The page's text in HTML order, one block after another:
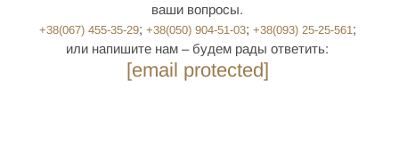
ваши вопросы.
+38(‎067) 455-35-29; ‎ +38(‎050) 904-51-03; +38(‎093) 25-25-561 ;
или напишите нам – будем рады ответить:
[email protected]